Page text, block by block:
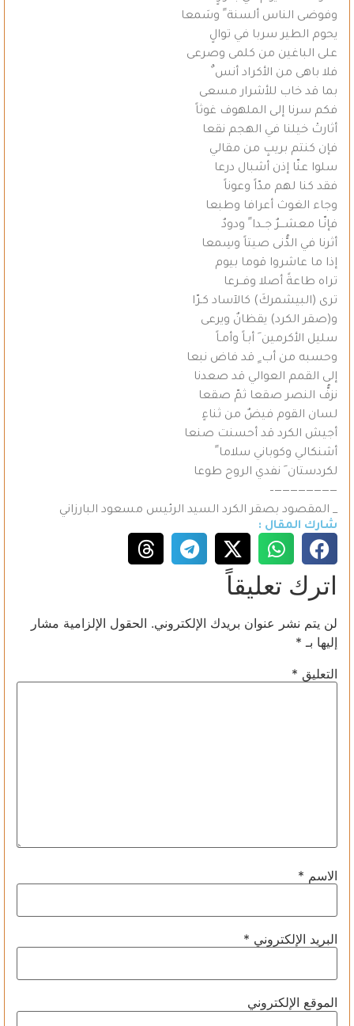
وفوضى الناس ألسنة ً وسَمعا
يحوم الطير سربا في توالٍ
على الباغين من كلمى وصرعى
فلا باهى من الأكراد أنس ٌ
بما قد خاب للأشرار مسعى
فكم سرنا إلى الملهوف غوثاً
أثارتْ خيلنا في الهجم نقعا
فإن كنتم بريبٍ من مقالي
سلوا عنّا إذن أشبال درعا
فقد كنا لهم مدّاً وعوناً
وجاء الغوث أعرافا وطبعا
فإنّـا معشـــرٌ جــدا ً ودودٌ
أثرنا في الدُّنى صيتاً وسِمعا
إذا ما عاشروا قوما بيوم
تراه طاعةً أصلا وفــرعا
ترى (البيشمركَ) كالآساد كـرّا
و(صقر الكرد) يقظانٌ ويرعى
سليل الأكرمين َ أبـاً وأمـاً
وحسبه من أب ٍ قد فاض نبعا
إلى القمم العوالي قد صعدنا
نزفُّ النصر صقعا ثمّ صقعا
لسان القوم فيضٌ من ثناءٍ
أجيش الكرد قد أحسنت صنعا
أشنكالي وكوباني سلاما ً
لكردستان َ نفدي الروح طوعا
————————–
_ المقصود بصقر الكرد السيد الرئيس مسعود البارزاني
شارك المقال :
اترك تعليقاً
لن يتم نشر عنوان بريدك الإلكتروني. الحقول الإلزامية مشار
إليها بـ *
التعليق *
الاسم *
البريد الإلكتروني *
الموقع الإلكتروني